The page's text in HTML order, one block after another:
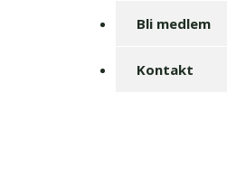
Bli medlem
Kontakt